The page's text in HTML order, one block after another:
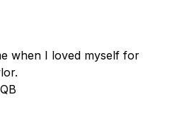
when I loved myself for